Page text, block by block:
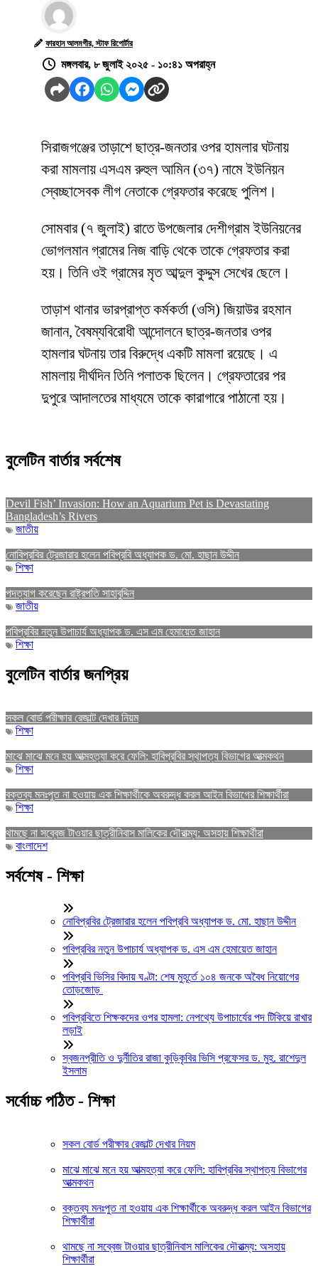
ফারহান আলমগীর, স্টাফ রিপোর্টার
মঙ্গলবার, ৮ জুলাই ২০২৫ - ১০:৪১ অপরাহ্ন
সিরাজগঞ্জের তাড়াশে ছাত্র-জনতার ওপর হামলার ঘটনায়
করা মামলায় এসএম রুহুল আমিন (৩৭) নামে ইউনিয়ন
স্বেচ্ছাসেবক লীগ নেতাকে গ্রেফতার করেছে পুলিশ।
সোমবার (৭ জুলাই) রাতে উপজেলার দেশীগ্রাম ইউনিয়নের
ভোগলমান গ্রামের নিজ বাড়ি থেকে তাকে গ্রেফতার করা
হয়। তিনি ওই গ্রামের মৃত আব্দুল কুদ্দুস সেখের ছেলে।
তাড়াশ থানার ভারপ্রাপ্ত কর্মকর্তা (ওসি) জিয়াউর রহমান
জানান, বৈষম্যবিরোধী আন্দোলনে ছাত্র-জনতার ওপর
হামলার ঘটনায় তার বিরুদ্ধে একটি মামলা রয়েছে। এ
মামলায় দীর্ঘদিন তিনি পলাতক ছিলেন। গ্রেফতারের পর
দুপুরে আদালতের মাধ্যমে তাকে কারাগারে পাঠানো হয়।
বুলেটিন বার্তার সর্বশেষ
Devil Fish’ Invasion: How an Aquarium Pet is Devastating
Bangladesh’s Rivers
জাতীয়
নোবিপ্রবির ট্রেজারার হলেন পবিপ্রবি অধ্যাপক ড. মো. হাছান উদ্দীন
শিক্ষা
পদত্যাগ করেছেন রাষ্ট্রপতি সাহাবুদ্দিন
জাতীয়
পবিপ্রবির নতুন উপাচার্য অধ্যাপক ড. এস এম হেমায়েত জাহান
শিক্ষা
বুলেটিন বার্তার জনপ্রিয়
সকল বোর্ড পরীক্ষার রেজাল্ট দেখার নিয়ম
শিক্ষা
মাঝে মাঝে মনে হয় আত্মহত্যা করে ফেলি: হাবিপ্রবির স্থাপত্য বিভাগের আত্মকথন
শিক্ষা
বক্তব্য মনঃপুত না হওয়ায় এক শিক্ষার্থীকে অবরুদ্ধ করল আইন বিভাগের শিক্ষার্থীরা
শিক্ষা
থামছে না সব্বেজ টাওয়ার ছাত্রীনিবাস মালিকের দৌরাত্ম্য: অসহায় শিক্ষার্থীরা
বাংলাদেশ
সর্বশেষ - শিক্ষা
নোবিপ্রবির ট্রেজারার হলেন পবিপ্রবি অধ্যাপক ড. মো. হাছান উদ্দীন
পবিপ্রবির নতুন উপাচার্য অধ্যাপক ড. এস এম হেমায়েত জাহান
পবিপ্রবি ভিসির বিদায় ঘণ্টা: শেষ মুহূর্তে ১০৪ জনকে অবৈধ নিয়োগের
তোড়জোড়
পবিপ্রবিতে শিক্ষকদের ওপর হামলা: নেপথ্যে উপাচার্যের পদ টিকিয়ে রাখার
লড়াই
স্বজনপ্রীতি ও দুর্নীতির রাজা কুড়িকৃবির ভিসি প্রফেসর ড. মুহ. রাশেদুল
ইসলাম
সর্বোচ্চ পঠিত - শিক্ষা
সকল বোর্ড পরীক্ষার রেজাল্ট দেখার নিয়ম
মাঝে মাঝে মনে হয় আত্মহত্যা করে ফেলি: হাবিপ্রবির স্থাপত্য বিভাগের
আত্মকথন
বক্তব্য মনঃপুত না হওয়ায় এক শিক্ষার্থীকে অবরুদ্ধ করল আইন বিভাগের
শিক্ষার্থীরা
থামছে না সব্বেজ টাওয়ার ছাত্রীনিবাস মালিকের দৌরাত্ম্য: অসহায়
শিক্ষার্থীরা